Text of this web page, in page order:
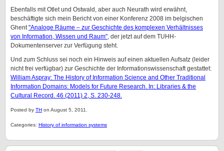
Ebenfalls mit Otlet und Ostwald, aber auch Neurath wird erwähnt,
beschäftigte sich mein Bericht von einer Konferenz 2008 im belgischen
Ghent"Analoge Räume – zur Geschichte des komplexen Verhältnisses
von Information, Wissen und Raum", der jetzt auf dem TUHH-
Dokumentenserver zur Verfügung steht.
Und zum Schluss sei noch ein Hinweis auf einen aktuellen Aufsatz (leider
nicht frei verfügbar) zur Geschichte der Informationswissenschaft gestattet:
William Aspray: The History of Information Science and Other Traditional
Information Domains: Models for Future Research. In: Libraries & the
Cultural Record. 46 (2011) 2, S. 230-248.
Posted by TH on August 5, 2011.
Categories: History of information systems